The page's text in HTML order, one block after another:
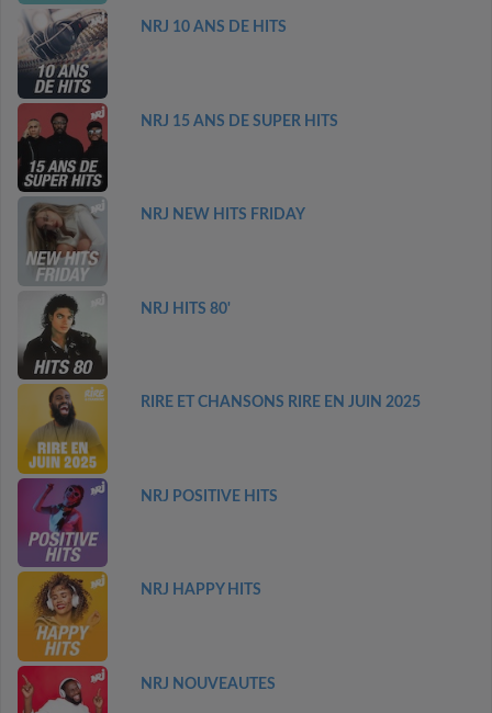
NRJ 10 ANS DE HITS
NRJ 15 ANS DE SUPER HITS
NRJ NEW HITS FRIDAY
NRJ HITS 80'
RIRE ET CHANSONS RIRE EN JUIN 2025
NRJ POSITIVE HITS
NRJ HAPPY HITS
NRJ NOUVEAUTES